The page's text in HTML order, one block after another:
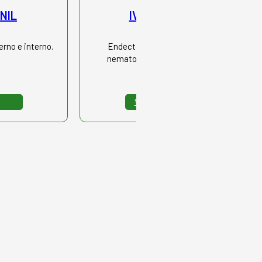
e interno.
IVERCIEN N
Endectocida, fasciolicida,
nematodicida y oestricida.
Ver más